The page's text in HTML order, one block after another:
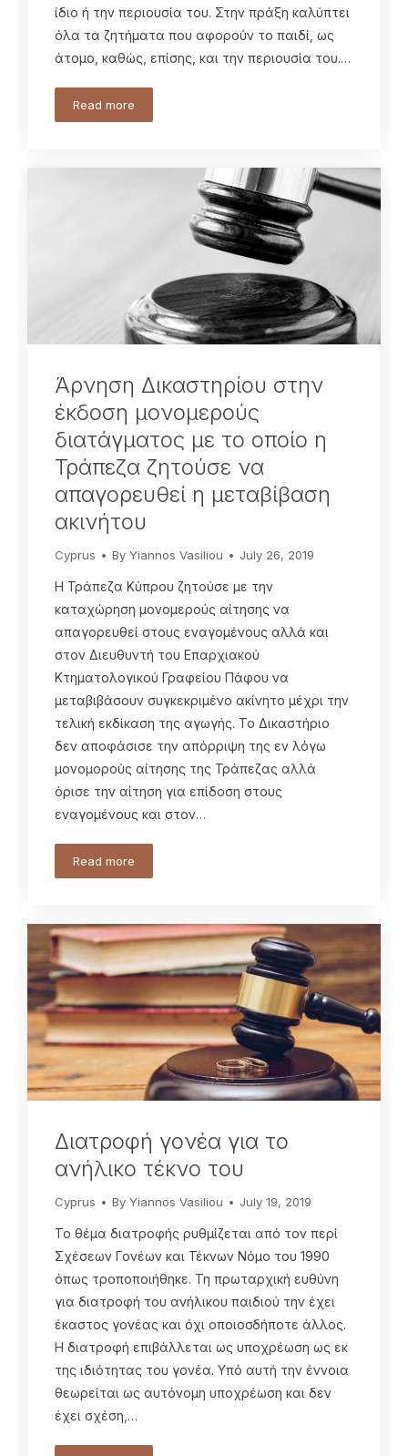
ίδιο ή την περιουσία του. Στην πράξη καλύπτει
όλα τα ζητήματα που αφορούν το παιδί, ως
άτομο, καθώς, επίσης, και την περιουσία του.…
Read more
Άρνηση Δικαστηρίου στην
έκδοση μονομερούς
διατάγματος με το οποίο η
Τράπεζα ζητούσε να
απαγορευθεί η μεταβίβαση
ακινήτου
Cyprus By Yiannos Vasiliou July 26, 2019
Η Τράπεζα Κύπρου ζητούσε με την
καταχώρηση μονομερούς αίτησης να
απαγορευθεί στους εναγομένους αλλά και
στον Διευθυντή του Επαρχιακού
Κτηματολογικού Γραφείου Πάφου να
μεταβιβάσουν συγκεκριμένο ακίνητο μέχρι την
τελική εκδίκαση της αγωγής. Το Δικαστήριο
δεν αποφάσισε την απόρριψη της εν λόγω
μονομορούς αίτησης της Τράπεζας αλλά
όρισε την αίτηση για επίδοση στους
εναγομένους και στον…
Read more
Διατροφή γονέα για το
ανήλικο τέκνο του
Cyprus By Yiannos Vasiliou July 19, 2019
Το θέμα διατροφής ρυθμίζεται από τον περί
Σχέσεων Γονέων και Τέκνων Νόμο του 1990
όπως τροποποιήθηκε. Τη πρωταρχική ευθύνη
για διατροφή του ανήλικου παιδιού την έχει
έκαστος γονέας και όχι οποιοσδήποτε άλλος.
Η διατροφή επιβάλλεται ως υποχρέωση ως εκ
της ιδιότητας του γονέα. Υπό αυτή την έννοια
θεωρείται ως αυτόνομη υποχρέωση και δεν
έχει σχέση,…